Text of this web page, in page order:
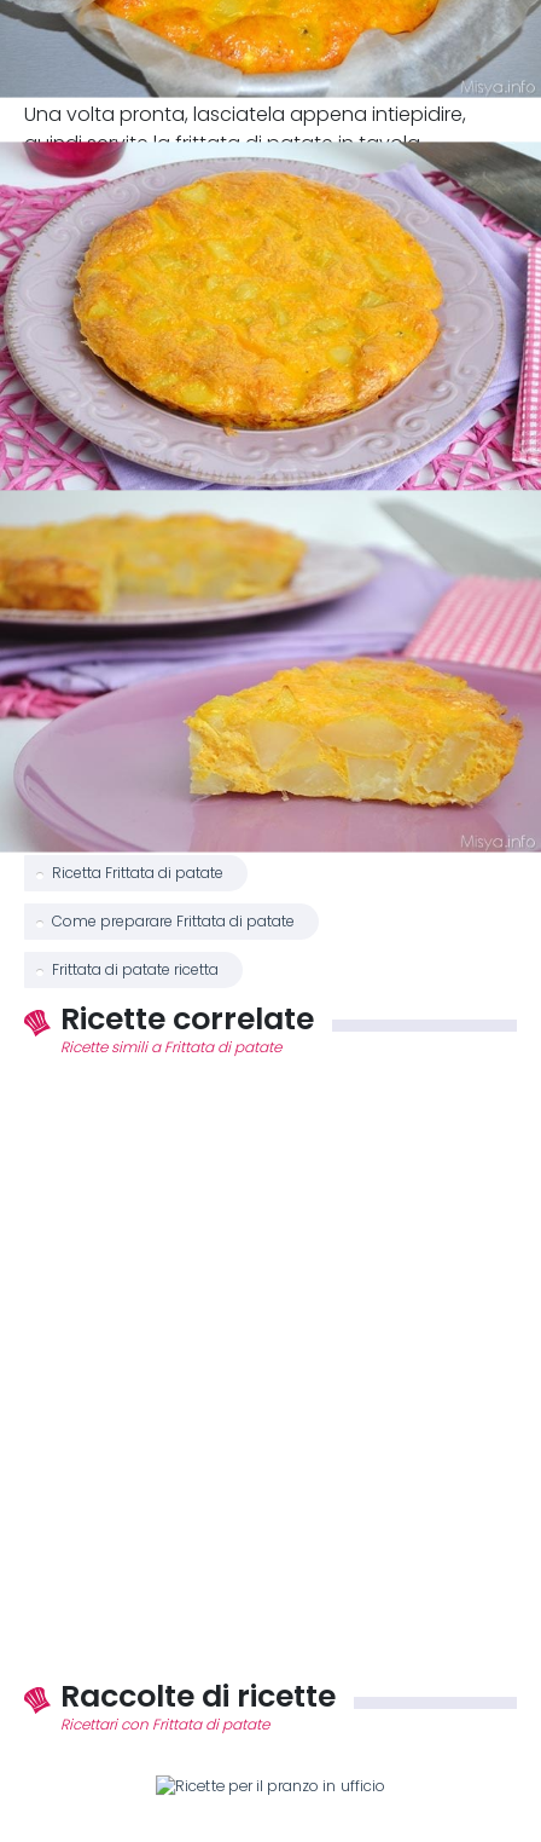
Una volta pronta, lasciatela appena intiepidire,
quindi servite la frittata di patate in tavola.
Ricetta Frittata di patate
Come preparare Frittata di patate
Frittata di patate ricetta
Ricette correlate
Ricette simili a Frittata di patate
Raccolte di ricette
Ricettari con Frittata di patate